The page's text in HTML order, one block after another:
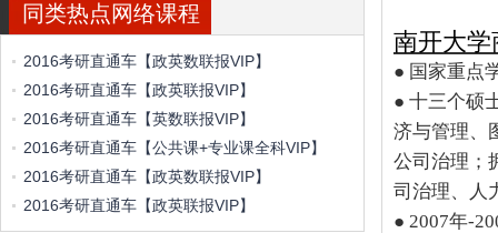
同类热点网络课程
2016考研直通车【政英数联报VIP】
2016考研直通车【政英联报VIP】
2016考研直通车【英数联报VIP】
2016考研直通车【公共课+专业课全科VIP】
2016考研直通车【政英数联报VIP】
2016考研直通车【政英联报VIP】
南开大
● 国家重点
● 十三个硕
济与管理、
公司治理；
司治理、人
● 2007年-